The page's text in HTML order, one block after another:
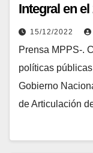
Integral en el
15/12/2022
Prensa MPPS-.
políticas
Gobierno
de Articulación